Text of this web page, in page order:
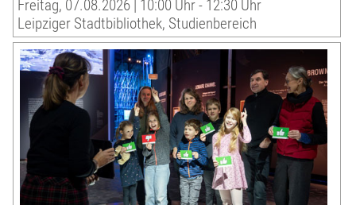
Freitag, 07.08.2026 | 10:00 Uhr - 12:30 Uhr
Leipziger Stadtbibliothek, Studienbereich